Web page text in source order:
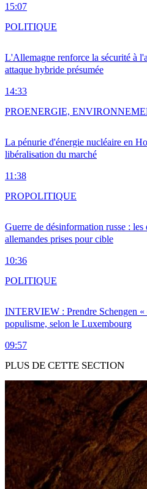
15:07
L'Allemagne renforce la sécurité à
attaque hybride présumée
14:33
POLITIQUE
La pénurie d'énergie nucléaire en
libéralisation du marché
11:38
PROENERGIE,
Guerre de désinformation russe :
allemandes prises pour cible
10:36
PROPOLITIQUE
INTERVIEW : Prendre Schengen «
populisme, selon le Luxembourg
09:57
POLITIQUE
PLUS DE CETTE SECTION